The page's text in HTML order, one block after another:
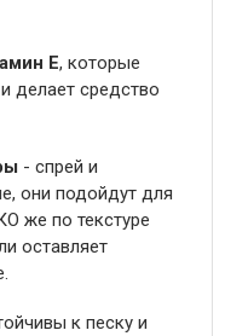
Е, которые
делает средство
- спрей и
они подойдут для
же по текстуре
оставляет
к песку и